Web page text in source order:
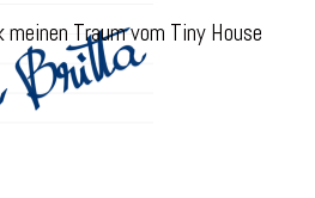
Traum vom Tiny House